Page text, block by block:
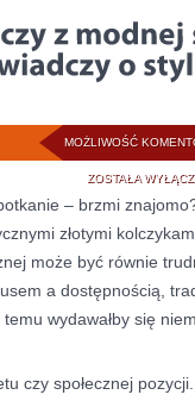
MOŻLIWOŚĆ
ZOSTAŁA
– brzmi
złotymi
może być równie
a dostępnością,
wydawałby się
czy społecznej